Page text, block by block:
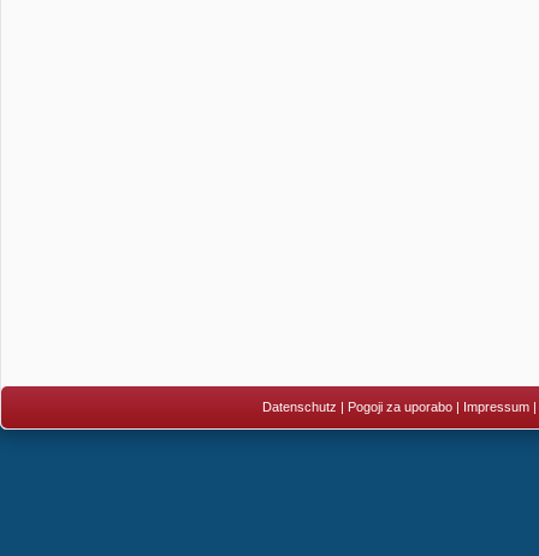
Datenschutz | Pogoji za uporabo| Impressum|